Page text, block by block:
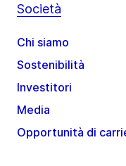
Società
Chi siamo
Sostenibilità
Investitori
Media
Opportunità di